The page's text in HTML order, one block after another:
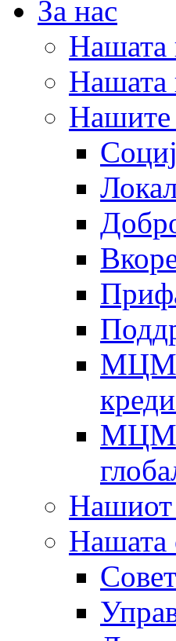
За нас
Нашата
Нашата
Нашите
МЦМС
МЦМС
Нашиот
Нашата
Совет